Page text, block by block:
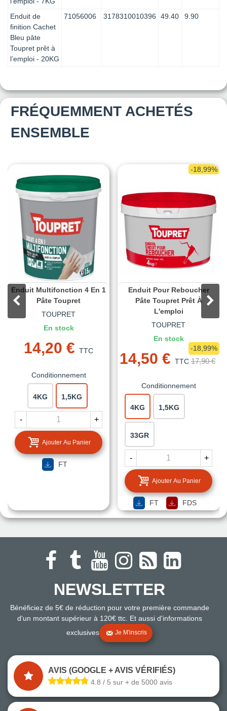
Enduit de
finition Cachet
Bleu pâte
Toupret prêt à
l’emploi - 20KG
71056006 3178310010396 49.40 9.90
FRÉQUEMMENT ACHETÉS
ENSEMBLE
Enduit Multifonction 4 En 1
Pâte Toupret
TOUPRET
En stock
14,20 € TTC
Conditionnement
4KG 1,5KG
- +
Ajouter Au Panier
FT
-18,99%
Enduit Pour Reboucher
Pâte Toupret Prêt À
L'emploi
TOUPRET
En stock
14,50 € TTC 17,90 €
-18,99%
Conditionnement
4KG 1,5KG
33GR
- +
Ajouter Au Panier
FT FDS
NEWSLETTER
Bénéficiez de 5€ de réduction pour votre première commande
d'un montant supérieur à 120€ ttc. Et aussi d'informations
exclusives
Je M'inscris
AVIS (GOOGLE + AVIS VÉRIFIÉS)
4.8 / 5 sur + de 5000 avis